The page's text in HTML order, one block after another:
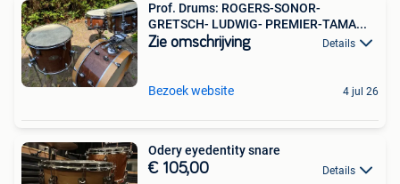
Prof. Drums: ROGERS-SONOR-
GRETSCH- LUDWIG- PREMIER-TAMA...
Zie omschrijving Details
Bezoek website 4 jul 26
Odery eyedentity snare
€ 105,00 Details